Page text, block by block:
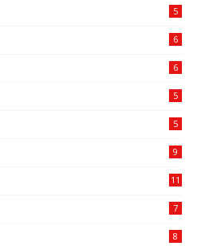
5
6
6
5
5
9
11
7
8